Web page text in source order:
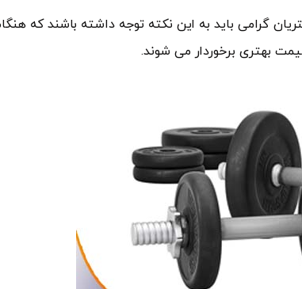
گرامی باید به این نکته توجه داشته باشند که
بهتری برخوردار می شوند.